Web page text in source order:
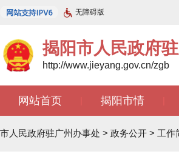
无障碍版
揭阳市人民政府
http://www.jieyang.gov.cn/zgb
网站首页 揭阳市情
文苑天地 |
市人民政府驻广州办事处 > 政务公开 > 工作